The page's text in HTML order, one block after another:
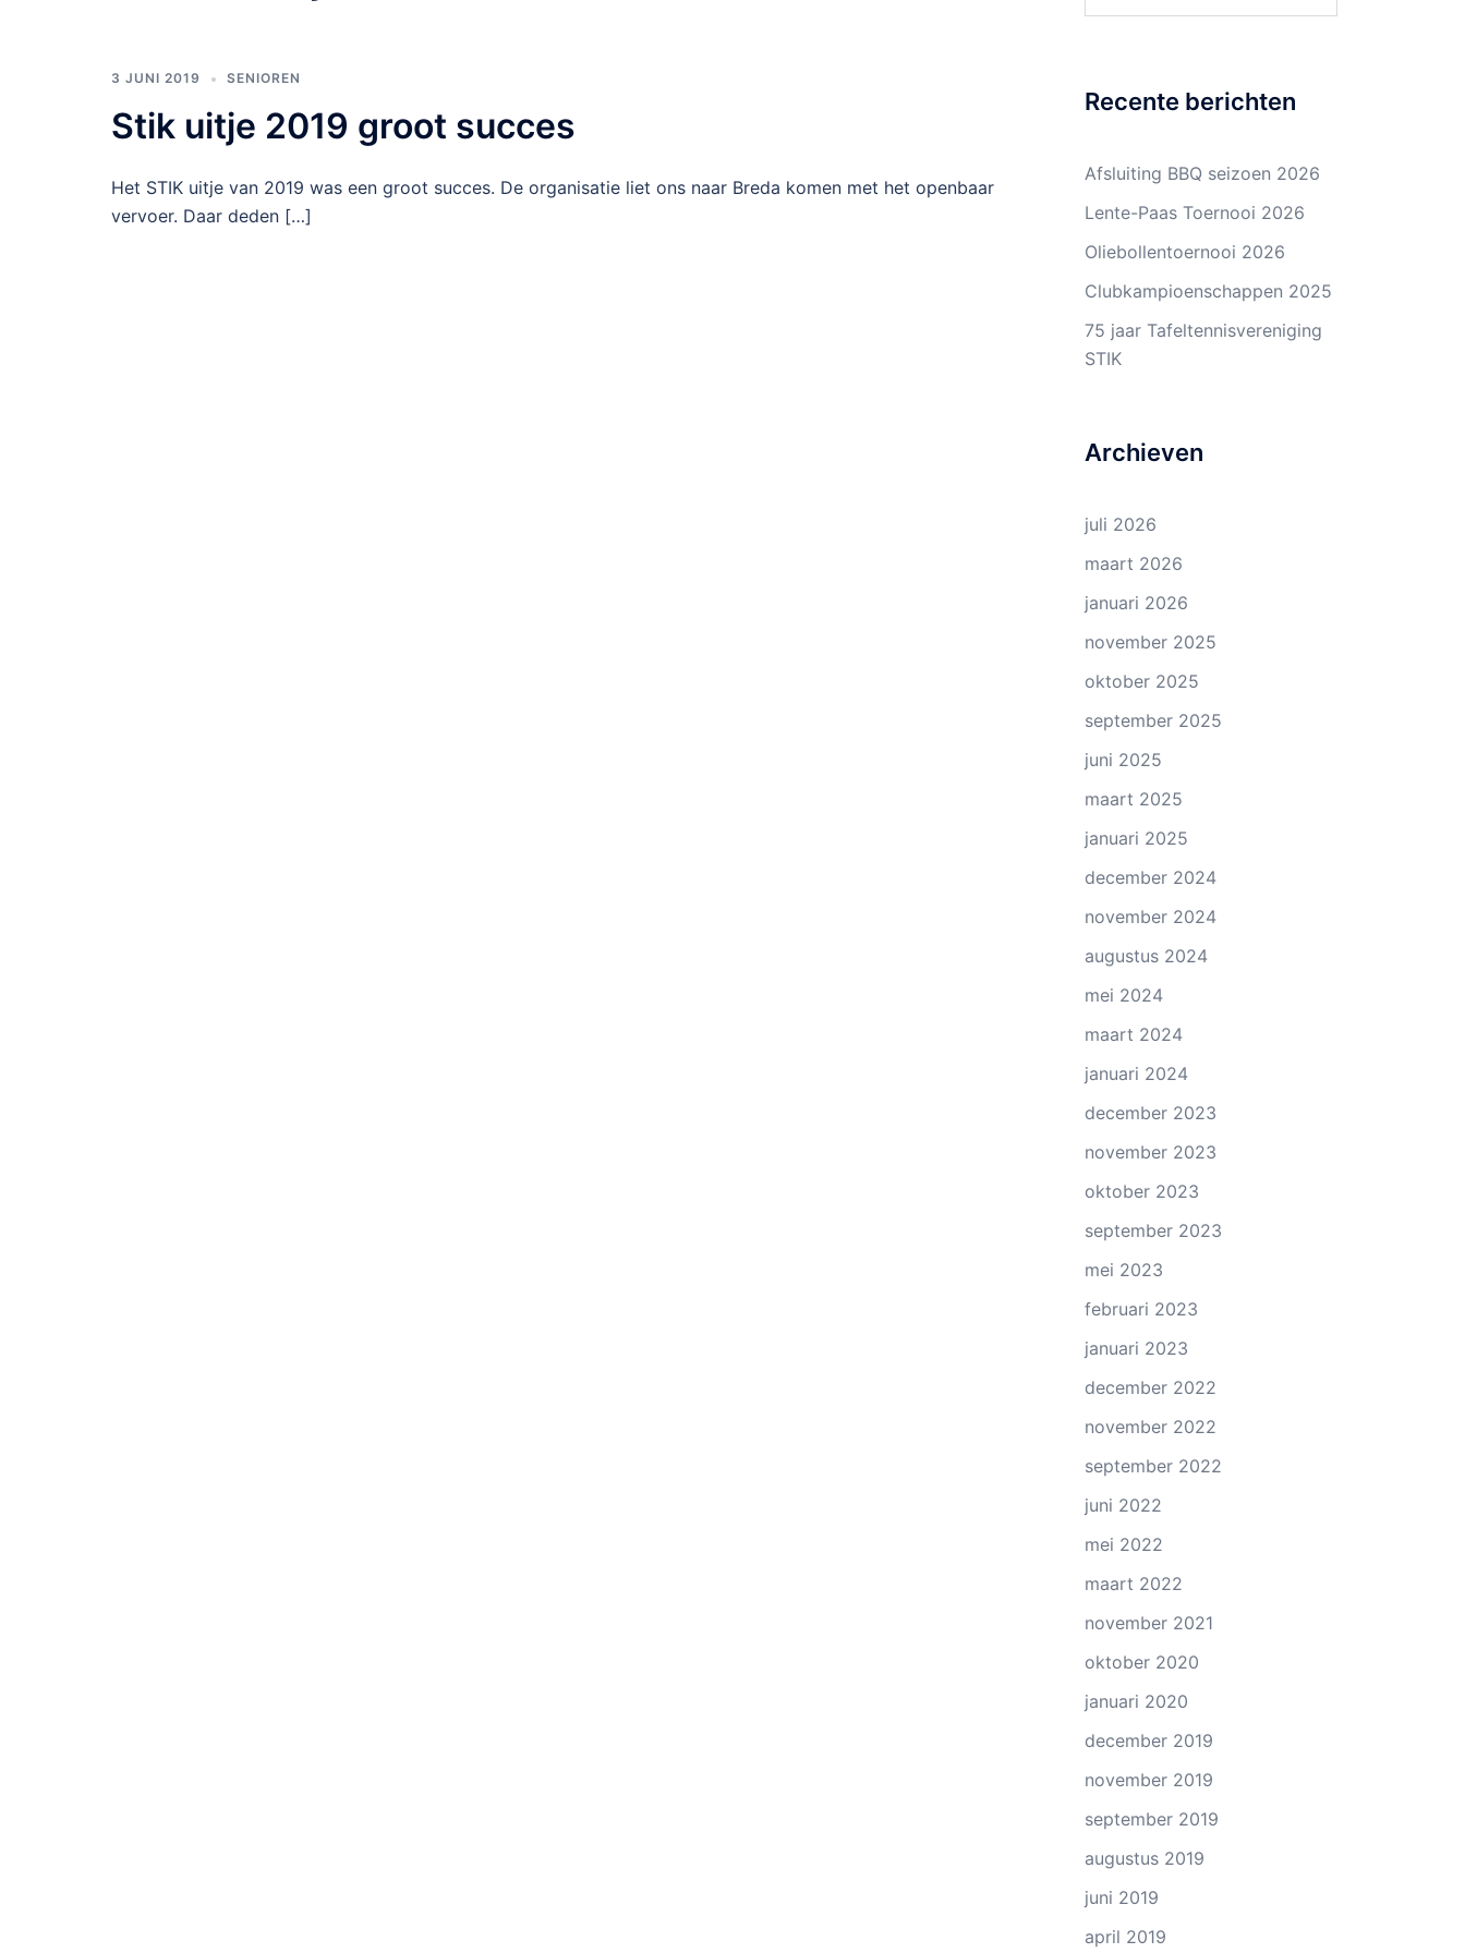
3 JUNI 2019 SENIOREN
Stik uitje 2019 groot succes
Het STIK uitje van 2019 was een groot succes. De organisatie liet ons naar Breda komen met het openbaar
vervoer. Daar deden […]
Recente berichten
Afsluiting BBQ seizoen 2026
Lente-Paas Toernooi 2026
Oliebollentoernooi 2026
Clubkampioenschappen 2025
75 jaar Tafeltennisvereniging
STIK
Archieven
juli 2026
maart 2026
januari 2026
november 2025
oktober 2025
september 2025
juni 2025
maart 2025
januari 2025
december 2024
november 2024
augustus 2024
mei 2024
maart 2024
januari 2024
december 2023
november 2023
oktober 2023
september 2023
mei 2023
februari 2023
januari 2023
december 2022
november 2022
september 2022
juni 2022
mei 2022
maart 2022
november 2021
oktober 2020
januari 2020
december 2019
november 2019
september 2019
augustus 2019
juni 2019
april 2019